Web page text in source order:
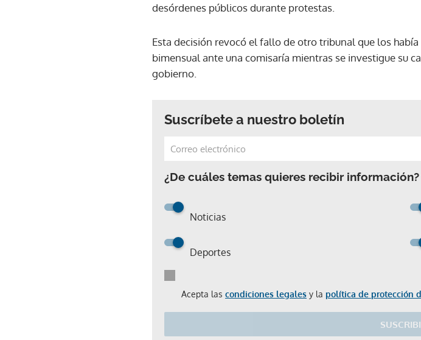
desórdenes públicos durante protestas.
Esta decisión revocó el fallo de otro tribunal que los
bimensual ante una comisaría mientras se investigue su
gobierno.
Suscríbete a nuestro boletín
¿De cuáles temas quieres recibir información?
Noticias
Deportes
Acepta las condiciones legales y la política de protección